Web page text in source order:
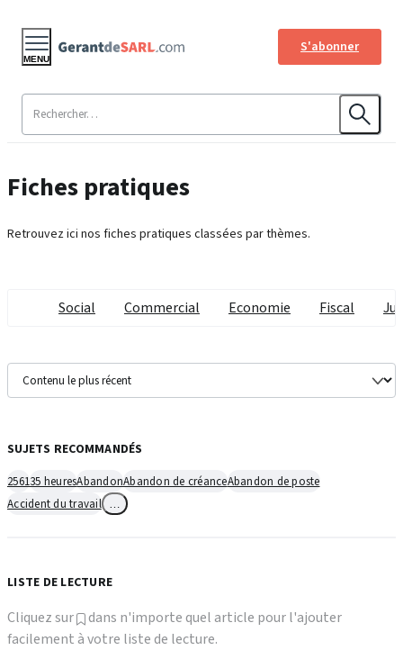
S'abonner
MENU
Fiches pratiques
Retrouvez ici nos fiches pratiques classées par thèmes.
Social Commercial Economie Fiscal
SUJETS RECOMMANDÉS
256135 heuresAbandonAbandon de créanceAbandon de poste
Accident du travail
LISTE DE LECTURE
Cliquez sur
dans n'importe quel article pour l'ajouter
facilement à votre liste de lecture.